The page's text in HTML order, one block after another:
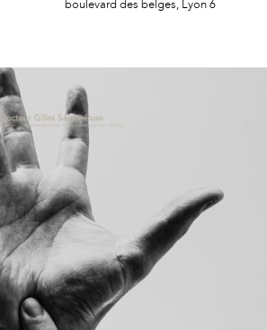
boulevard des belges, Lyon 6